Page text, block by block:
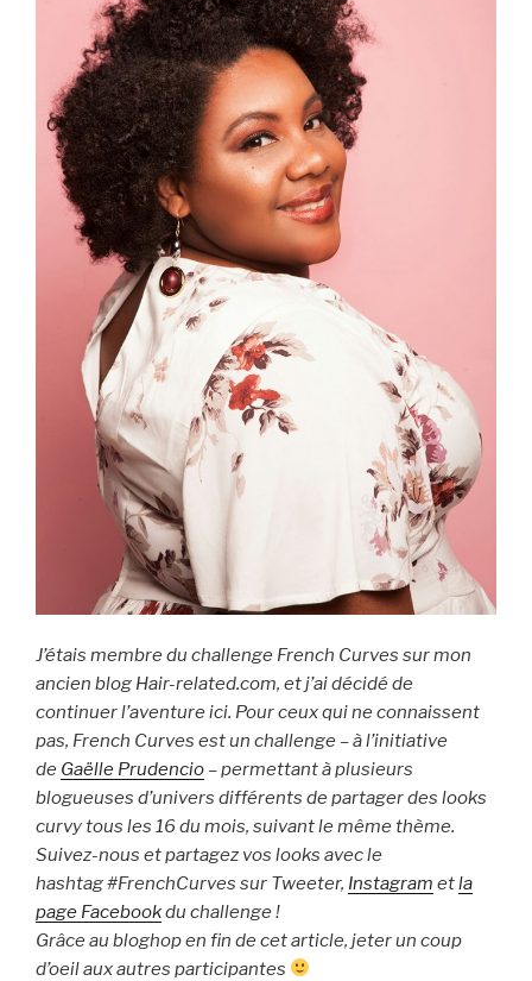
J’étais membre du challenge French Curves sur mon
ancien blog Hair-related.com, et j’ai décidé de
continuer l’aventure ici. Pour ceux qui ne connaissent
pas, French Curves est un challenge – à l’initiative
de Gaëlle Prudencio – permettant à plusieurs
blogueuses d’univers différents de partager des looks
curvy tous les 16 du mois, suivant le même thème.
Suivez-nous et partagez vos looks avec le
hashtag #FrenchCurves sur Tweeter, Instagram etla
page Facebookdu challenge !
Grâce au bloghop en fin de cet article, jeter un coup
d’oeil aux autres participantes